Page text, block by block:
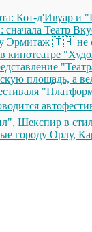
Кот-д'Ивуар и
Театр
Эрмитаж 🇹🇭 не
кинотеатре
площадь, а
Шекспир в
городу Орлу,